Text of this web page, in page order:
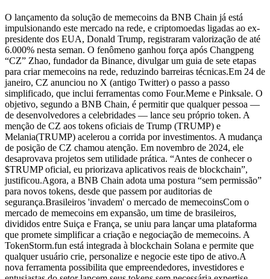
O lançamento da solução de memecoins da BNB Chain já está
impulsionando este mercado na rede, e criptomoedas ligadas ao ex-
presidente dos EUA, Donald Trump, registraram valorização de até
6.000% nesta seman. O fenômeno ganhou força após Changpeng
“CZ” Zhao, fundador da Binance, divulgar um guia de sete etapas
para criar memecoins na rede, reduzindo barreiras técnicas.Em 24 de
janeiro, CZ anunciou no X (antigo Twitter) o passo a passo
simplificado, que inclui ferramentas como Four.Meme e Pinksale. O
objetivo, segundo a BNB Chain, é permitir que qualquer pessoa —
de desenvolvedores a celebridades — lance seu próprio token. A
menção de CZ aos tokens oficiais de Trump (TRUMP) e
Melania(TRUMP) acelerou a corrida por investimentos. A mudança
de posição de CZ chamou atenção. Em novembro de 2024, ele
desaprovava projetos sem utilidade prática. “Antes de conhecer o
$TRUMP oficial, eu priorizava aplicativos reais de blockchain”,
justificou.Agora, a BNB Chain adota uma postura “sem permissão”
para novos tokens, desde que passem por auditorias de
segurança.Brasileiros 'invadem' o mercado de memecoinsCom o
mercado de memecoins em expansão, um time de brasileiros,
divididos entre Suiça e França, se uniu para lançar uma plataforma
que promete simplificar a criação e negociação de memecoins. A
TokenStorm.fun está integrada à blockchain Solana e permite que
qualquer usuário crie, personalize e negocie este tipo de ativo.A
nova ferramenta possibilita que empreendedores, investidores e